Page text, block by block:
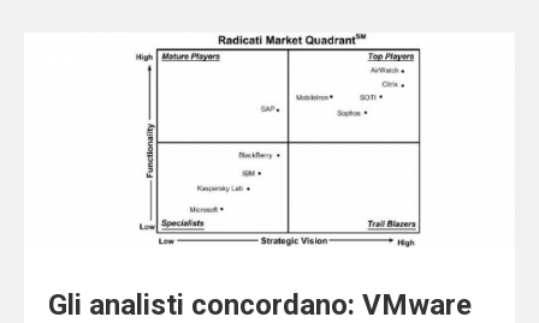
Citta'
Gli analisti concordano: VMware